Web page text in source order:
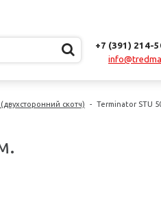
+7 (391) 214-
скотч) - Terminator STU